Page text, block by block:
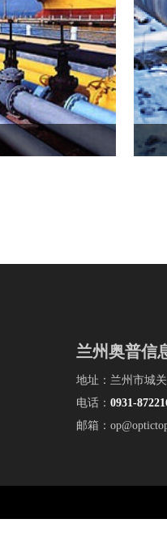
兰州奥普信
地址：兰州市城
电话： 0931-
邮箱：